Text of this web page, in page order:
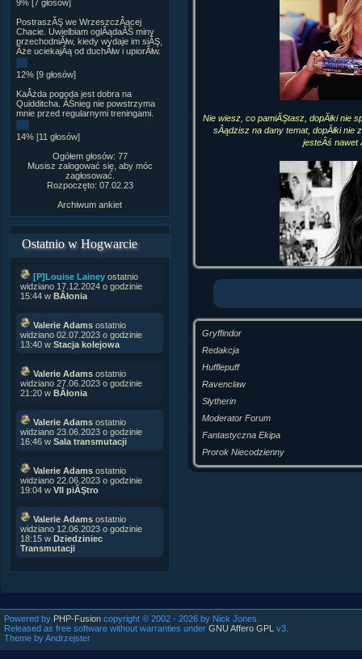
9% [7 głosów]
PostraszĂŞ we WrzeszczÂącej
Chacie. Uwielbiam oglÂądaĂŚ miny
przechodniĂłw, kiedy wydaje im siĂŞ,
Âże uciekajÂą od duchĂłw i upiorĂłw.
12% [9 głosów]
KaÂżda pogoda jest dobra na
Quidditcha. ÂŚnieg nie powstrzyma
mnie przed regularnymi treningami.
14% [11 głosów]
Ogółem głosów: 77
Musisz zalogować się, aby móc
zagłosować.
Rozpoczęto: 07.02.23
Archiwum ankiet
Ostatnio w Hogwarcie
[P]Louise Lainey ostatnio
widziano 17.12.2024 o godzinie
15:44 w BÂłonia
Valerie Adams ostatnio
widziano 02.07.2023 o godzinie
13:40 w Stacja kolejowa
Valerie Adams ostatnio
widziano 27.06.2023 o godzinie
21:20 w BÂłonia
Valerie Adams ostatnio
widziano 23.06.2023 o godzinie
16:46 w Sala transmutacji
Valerie Adams ostatnio
widziano 22.06.2023 o godzinie
19:04 w VII piĂŞtro
Valerie Adams ostatnio
widziano 12.06.2023 o godzinie
18:15 w Dziedziniec
Transmutacji
Nie wiesz, co pamiĂŞtasz, dopĂłki nie
sÂądzisz na dany temat, dopĂłki nie
jesteÂś nawet
Gryffindor
Redakcja
Hufflepuff
Ravenclaw
Slytherin
Moderator Forum
Fantastyczna Ekipa
Prorok Niecodzienny
Powered by PHP-Fusion copyright © 2002 - 2026 by Nick Jones.
Released as free software without warranties under GNU Affero GPL
v3.
Theme by Andrzejster